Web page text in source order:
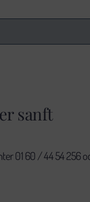
sanft
01 60 / 44 54 256